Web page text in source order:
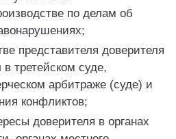
по делам об
представителя доверителя
третейском суде,
арбитраже (суде) и
конфликтов;
доверителя в органах